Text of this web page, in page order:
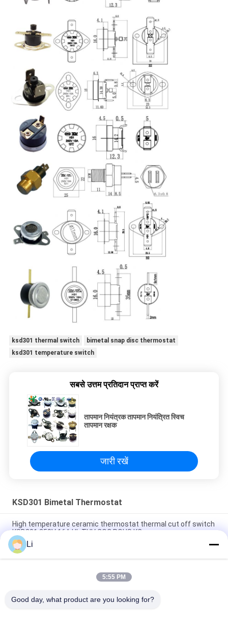
ksd301 thermal switch
bimetal snap disc thermostat
ksd301 temperature switch
सबसे उत्तम प्रतिदान प्राप्त करें
तापमान नियंत्रक तापमान नियंत्रित स्विच
तापमान रक्षक
जारी रखें
KSD301 Bimetal Thermostat
High temperature ceramic thermostat thermal cut off switch
KSD301 250V 16A UL TUV CQC ROHS KC
Bimetal Disc Snap Action Thermostats, low temperature
limited control switch H31 250V 10 13C
Snap Action Type KSD301 Bimetal Thermostat AC 125V 250V
Li
5:55 PM
Good day, what product are you looking for?